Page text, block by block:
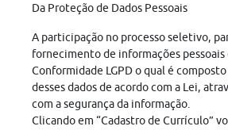
Da Proteção de Dados Pessoais
A participação no processo seletivo,
fornecimento de informações pessoais
Conformidade LGPD o qual é
desses dados de acordo com a Lei,
com a segurança da informação.
Clicando em “Cadastro de Currículo”